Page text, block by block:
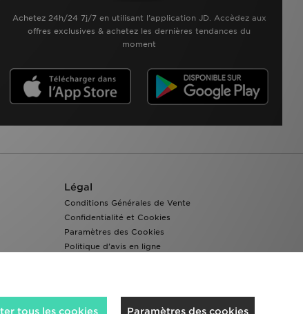
Achetez 24h/24 7j/7 en utilisant l'application JD. Accèdez aux
offres exclusives & achetez les dernières tendances du
moment
Légal
Conditions Générales de Vente
Confidentialité et Cookies
Paramètres des Cookies
Politique d'avis en ligne
Paramètres des cookies
tous les cookies